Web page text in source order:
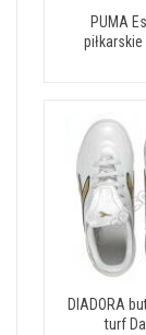
PUMA
piłkarskie
DIADORA
turf